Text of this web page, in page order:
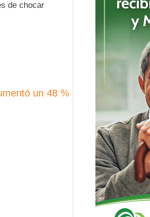
de chocar
un 48 %